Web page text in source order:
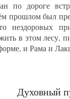
по дороге
прошлом был
нездоровых
в этом лесу,
и Рама и
Духовный